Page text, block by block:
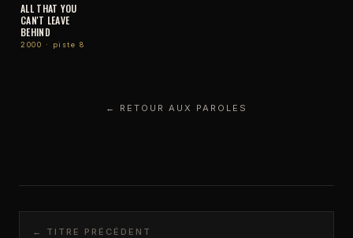
ALL THAT YOU
CAN'T LEAVE
BEHIND
2000 · piste 8
← RETOUR AUX PAROLES
← TITRE PRÉCÉDENT